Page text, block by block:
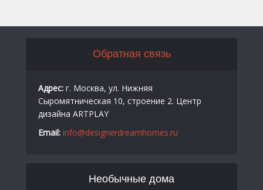
Обратная связь
Адрес: г. Москва, ул. Нижняя
Сыромятническая 10, строение 2. Центр
дизайна ARTPLAY
Email: info@designerdreamhomes.ru
Необычные дома